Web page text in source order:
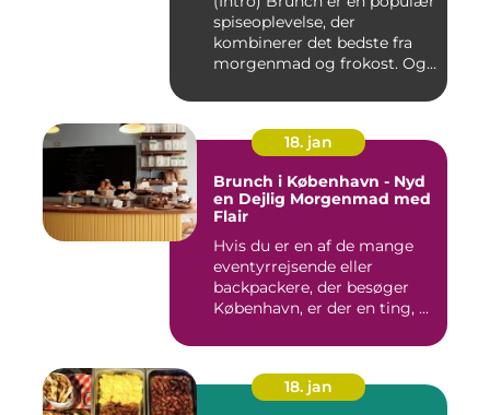
spiseoplevelse, der
kombinerer det bedste fra
morgenmad og frokost. Og...
18. jan
Brunch i København - Nyd
en Dejlig Morgenmad med
Flair
Hvis du er en af de mange
eventyrrejsende eller
backpackere, der besøger
København, er der en ting, ...
18. jan